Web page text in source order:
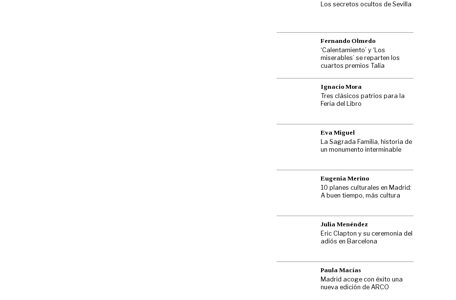
Los secretos ocultos de Sevilla
Fernando Olmedo
‘Calentamiento’ y ‘Los
miserables’ se reparten los
cuartos premios Talía
Ignacio Mora
Tres clásicos patrios para la
Feria del Libro
Eva Miguel
La Sagrada Familia, historia de
un monumento interminable
Eugenia Merino
10 planes culturales en Madrid:
A buen tiempo, más cultura
Julia Menéndez
Eric Clapton y su ceremonia del
adiós en Barcelona
Paula Macías
Madrid acoge con éxito una
nueva edición de ARCO